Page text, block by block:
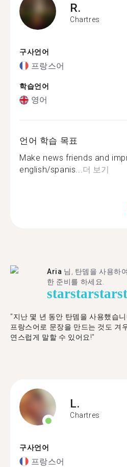
R.
Chartres
구사언어
프랑스어
학습언어
영어
언어 학습 목표
Make news friends and
english/spanis...더 보기
Aria 님, 탄뎀을 사용하
한 준비를 하세요.
starstarstar
"​​지난 몇 년 동안 탄뎀을 사용했습
프랑스어로 문장을 만드는 것도 겨
연스럽게 말할 수 있어요!"
L.
Chartres
구사언어
프랑스어